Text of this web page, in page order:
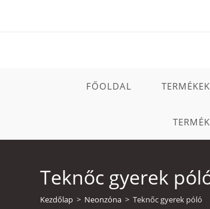
FŐOLDAL TERMÉKEK
Teknőc gyerek
Kezdőlap > Neonzóna > Teknőc gyerek póló